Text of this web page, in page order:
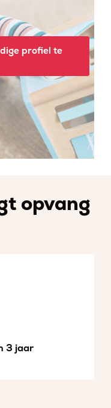
profiel te
opvang
3 jaar